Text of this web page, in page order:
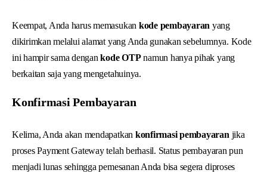
Keempat, Anda harus memasukan kode pembayaran yang
dikirimkan melalui alamat yang Anda gunakan sebelumnya. Kode
ini hampir sama dengan kode OTPnamun hanya pihak yang
berkaitan saja yang mengetahuinya.
Konfirmasi Pembayaran
Kelima, Anda akan mendapatkan konfirmasi pembayaran jika
proses Payment Gateway telah berhasil. Status pembayaran pun
menjadi lunas sehingga pemesanan Anda bisa segera diproses